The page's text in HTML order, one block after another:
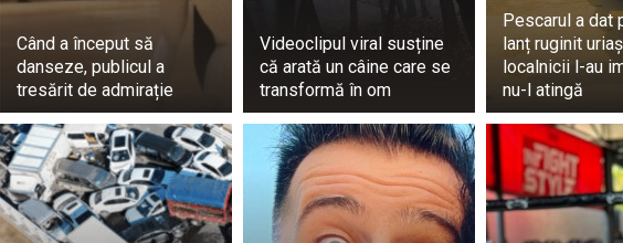
Când a început să
danseze, publicul a
tresărit de admirație
Videoclipul viral susține
că arată un câine care se
transformă în om
Pescarul a dat
lanț ruginit
localnicii l-au
nu-l atingă